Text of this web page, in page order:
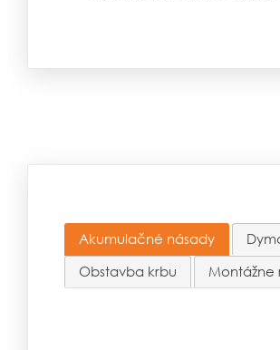
Akumulačné násady
Obstavba krbu
Montážne